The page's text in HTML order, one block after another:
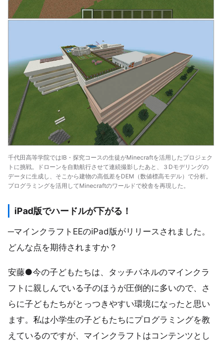
千代田高等学院ではIB・探究コースの生徒がMinecraftを活用したプロジェク
トに挑戦。ドローンを自動航行させて連続撮影したあと、３Dモデリングの
データに生成し、そこから建物の高低差をDEM（数値標高モデル）で分析。
プログラミングを活用してMinecraftのワールドで校舎を再現した。
iPad版でハードルが下がる！
─マインクラフトEEのiPad版がリリースされました。
どんな点を期待されますか？
安藤●今の子どもたちは、タッチパネルのマインクラ
フトに親しんでいる子のほうが圧倒的に多いので、さ
らに子どもたちがとっつきやすい環境になったと思い
ます。私は小学生の子どもたちにプログラミングを教
えているのですが、マインクラフトはコンテンツとし